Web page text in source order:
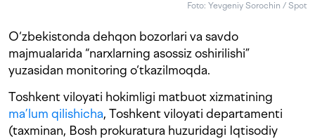
Foto: Yevgeniy Sorochin / Spot
O‘zbekistonda dehqon bozorlari va savdo
majmualarida “narxlarning asossiz oshirilishi”
yuzasidan monitoring o‘tkazilmoqda.
Toshkent viloyati hokimligi matbuot xizmatining
ma’lum qilishicha, Toshkent viloyati departamenti
(taxminan, Bosh prokuratura huzuridagi Iqtisodiy